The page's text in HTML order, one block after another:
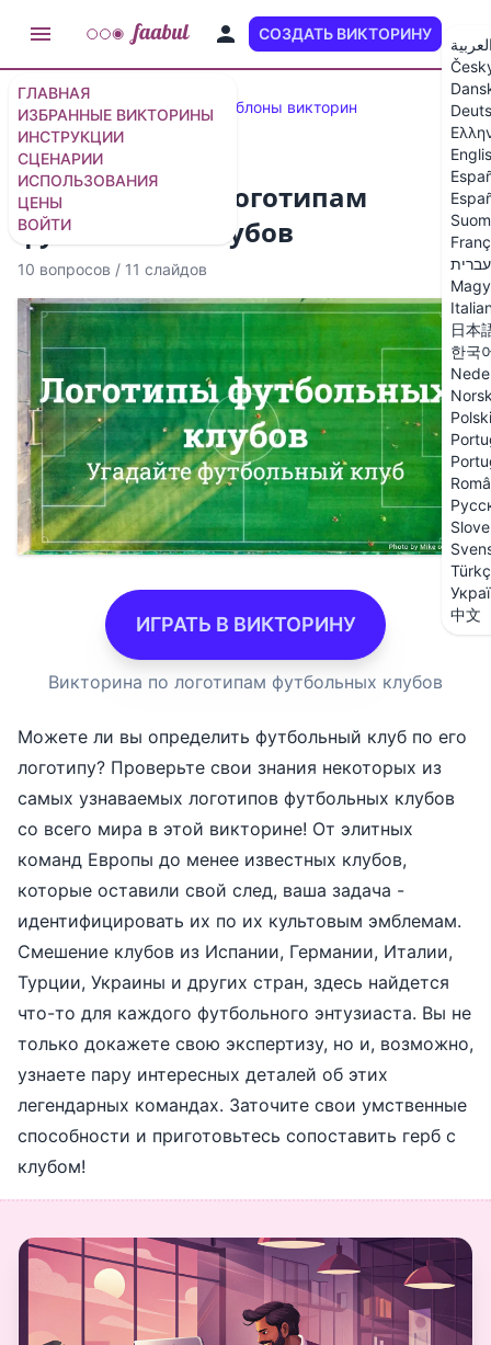
ГЛАВНАЯ
ИЗБРАННЫЕ ВИКТОРИНЫ
ИНСТРУКЦИИ
СЦЕНАРИИ
ИСПОЛЬЗОВАНИЯ
ЦЕНЫ
ВОЙТИ
СОЗДАТЬ ВИКТОРИНУ
עברית
日本
한국
Polski
中文
Популярные викторины и шаблоны викторин
Викторина по логотипам
футбольных клубов
10 вопросов / 11 слайдов
ИГРАТЬ В ВИКТОРИНУ
Викторина по логотипам футбольных клубов
Можете ли вы определить футбольный клуб по его
логотипу? Проверьте свои знания некоторых из
самых узнаваемых логотипов футбольных клубов
со всего мира в этой викторине! От элитных
команд Европы до менее известных клубов,
которые оставили свой след, ваша задача -
идентифицировать их по их культовым эмблемам.
Смешение клубов из Испании, Германии, Италии,
Турции, Украины и других стран, здесь найдется
что-то для каждого футбольного энтузиаста. Вы не
только докажете свою экспертизу, но и, возможно,
узнаете пару интересных деталей об этих
легендарных командах. Заточите свои умственные
способности и приготовьтесь сопоставить герб с
клубом!